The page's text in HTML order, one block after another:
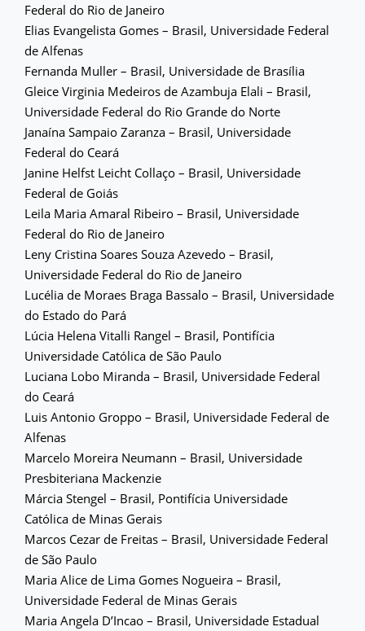
Federal do Rio de Janeiro
Elias Evangelista Gomes – Brasil, Universidade Federal
de Alfenas
Fernanda Muller – Brasil, Universidade de Brasília
Gleice Virginia Medeiros de Azambuja Elali – Brasil,
Universidade Federal do Rio Grande do Norte
Janaína Sampaio Zaranza – Brasil, Universidade
Federal do Ceará
Janine Helfst Leicht Collaço – Brasil, Universidade
Federal de Goiás
Leila Maria Amaral Ribeiro – Brasil, Universidade
Federal do Rio de Janeiro
Leny Cristina Soares Souza Azevedo – Brasil,
Universidade Federal do Rio de Janeiro
Lucélia de Moraes Braga Bassalo – Brasil, Universidade
do Estado do Pará
Lúcia Helena Vitalli Rangel – Brasil, Pontifícia
Universidade Católica de São Paulo
Luciana Lobo Miranda – Brasil, Universidade Federal
do Ceará
Luis Antonio Groppo – Brasil, Universidade Federal de
Alfenas
Marcelo Moreira Neumann – Brasil, Universidade
Presbiteriana Mackenzie
Márcia Stengel – Brasil, Pontifícia Universidade
Católica de Minas Gerais
Marcos Cezar de Freitas – Brasil, Universidade Federal
de São Paulo
Maria Alice de Lima Gomes Nogueira – Brasil,
Universidade Federal de Minas Gerais
Maria Angela D’Incao – Brasil, Universidade Estadual